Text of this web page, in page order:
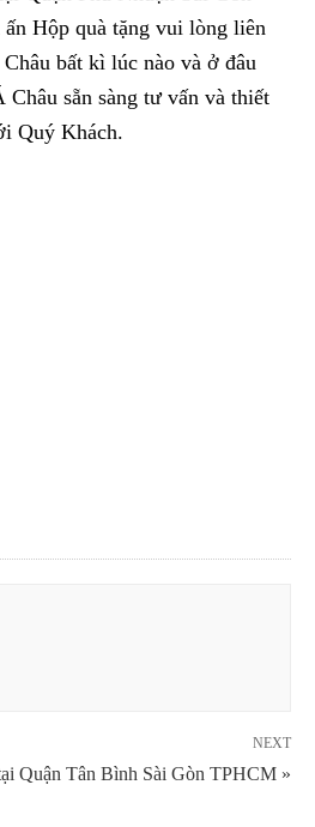
Hộp quà tặng vui lòng liên
bất kì lúc nào và ở đâu
sẵn sàng tư vấn và thiết
Quý Khách.
NEXT
Quận Tân Bình Sài Gòn TPHCM »